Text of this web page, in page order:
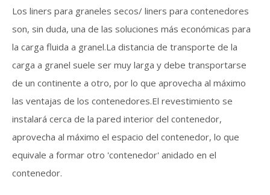
Los liners para graneles secos/ liners para contenedores
son, sin duda, una de las soluciones más económicas para
la carga fluida a granel.La distancia de transporte de la
carga a granel suele ser muy larga y debe transportarse
de un continente a otro, por lo que aprovecha al máximo
las ventajas de los contenedores.El revestimiento se
instalará cerca de la pared interior del contenedor,
aprovecha al máximo el espacio del contenedor, lo que
equivale a formar otro 'contenedor' anidado en el
contenedor.